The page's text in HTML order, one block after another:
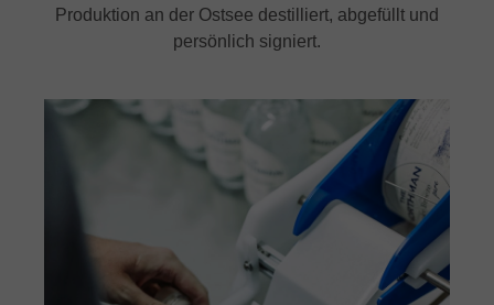
Produktion an der Ostsee destilliert, abgefüllt und
persönlich signiert.